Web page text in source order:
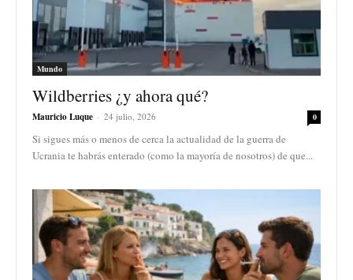
Mundo
Wildberries ¿y ahora qué?
Mauricio Luque - 24 julio, 2026 0
Si sigues más o menos de cerca la actualidad de la guerra de
Ucrania te habrás enterado (como la mayoría de nosotros) de que...